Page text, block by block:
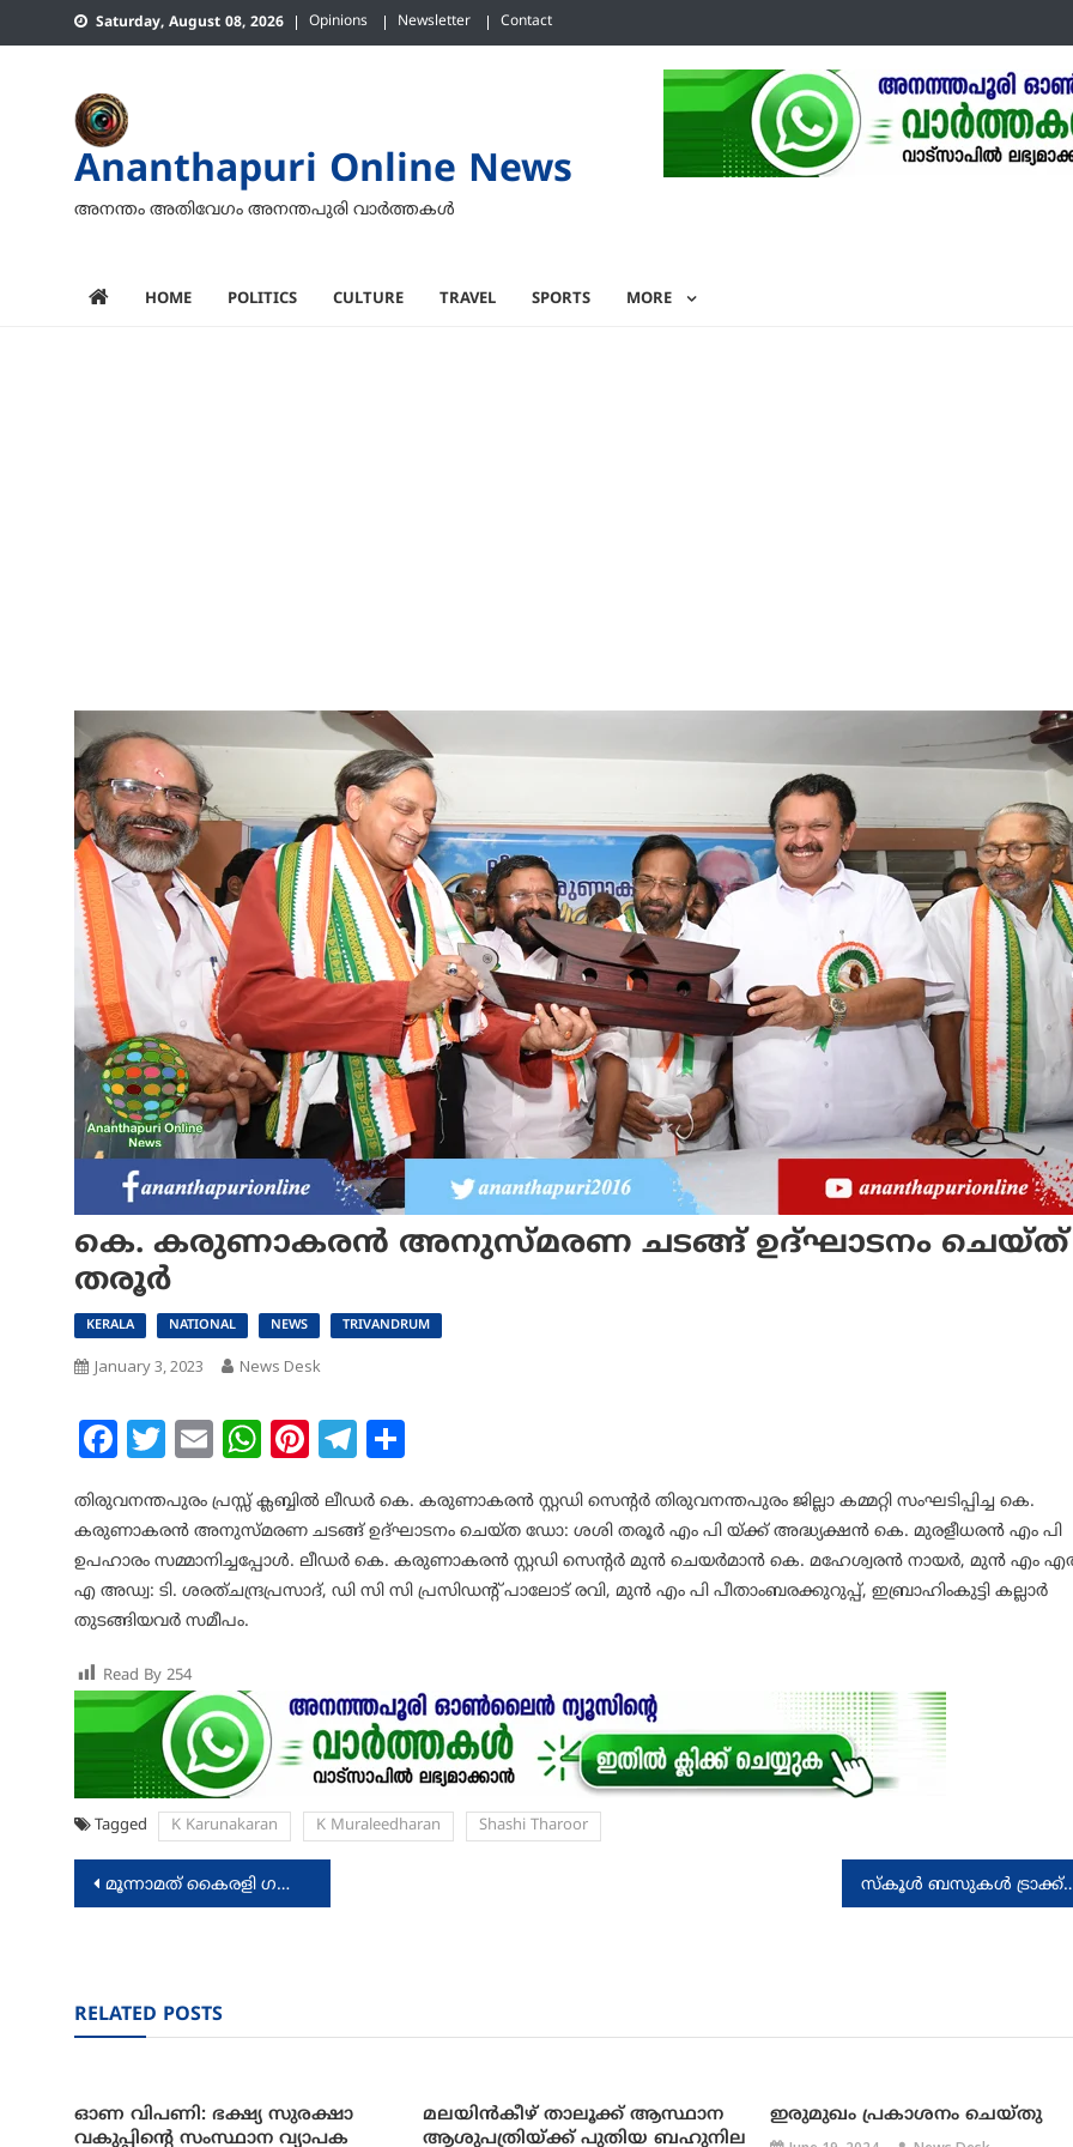
to
Saturday, August 08, 2026 Opinions Newsletter Contact
Ananthapuri Online News
അനന്തം അതിവേഗം അനന്തപുരി വാര്‍ത്തകള്‍
HOME POLITICS CULTURE TRAVEL SPORTS MORE
കെ. കരുണാകരൻ അനുസ്മരണ ചടങ്ങ് ഉദ്ഘാടനം ചെയ്ത്
തരൂര്‍
KERALA NATIONAL NEWS TRIVANDRUM
January 3, 2023 News Desk
Facebook
Twitter
EmailWhatsApp
Pinterest
Telegram
തിരുവനന്തപുരം പ്രസ്സ് ക്ലബ്ബിൽ ലീഡർ കെ. കരുണാകരൻ സ്റ്റഡി സെന്റർ തിരുവനന്തപുരം ജില്ലാ കമ്മറ്റി സംഘടിപ്പിച്ച കെ.
കരുണാകരൻ അനുസ്മരണ ചടങ്ങ് ഉദ്ഘാടനം ചെയ്ത ഡോ: ശശി തരൂർ എം പി യ്ക്ക് അദ്ധ്യക്ഷൻ കെ. മുരളീധരൻ എം പി
ഉപഹാരം സമ്മാനിച്ചപ്പോൾ. ലീഡർ കെ. കരുണാകരൻ സ്റ്റഡി സെന്റർ മുൻ ചെയർമാൻ കെ. മഹേശ്വരൻ നായർ, മുൻ എം
എ അഡ്വ: ടി. ശരത്ചന്ദ്രപ്രസാദ്‌, ഡി സി സി പ്രസിഡന്റ് പാലോട് രവി, മുൻ എം പി പീതാംബരക്കുറുപ്പ്, ഇബ്രാഹിംകുട്ടി കല്ലാർ
തുടങ്ങിയവർ സമീപം.
Read By 254
Tagged K Karunakaran K Muraleedharan Shashi Tharoor
Post
മൂന്നാമത് കൈരളി ഗവേഷക പുരസ്‌കാരങ്ങൾ പ്രഖ്യാപിച്ചു സ്കൂള്‍ ബസുകള്‍ ട്രാക്ക് ചെയ്യുന്നതിന്
RELATED POSTS
ഓണ വിപണി: ഭക്ഷ്യ സുരക്ഷാ
വകുപ്പിന്റെ സംസ്ഥാന വ്യാപക
മലയിന്‍കീഴ് താലൂക്ക് ആസ്ഥാന
ആശുപത്രിയ്ക്ക് പുതിയ ബഹുനില
ഇരുമുഖം പ്രകാശനം ചെയ്തു